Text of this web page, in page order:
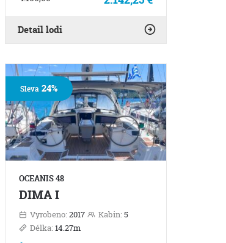
Detail lodi
OCEANIS 48
DIMA I
Vyrobeno:2017 Kabin:5
Délka:14.27m
Sleva 24%